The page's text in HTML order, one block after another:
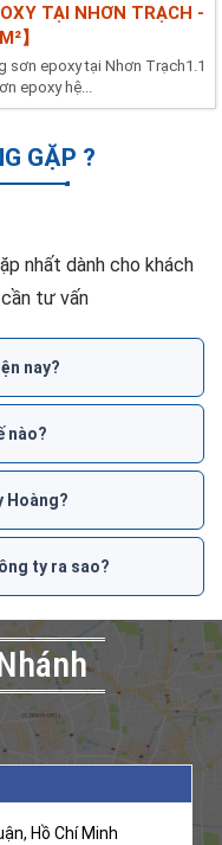
TẠI NHƠN TRẠCH -
】
sơn epoxy tại Nhơn Trạch1.1
epoxy hệ...
GẶP ?
nhất dành cho khách
tư vấn
nay?
nào?
Hoàng?
ty ra sao?
Hồ Chí Minh